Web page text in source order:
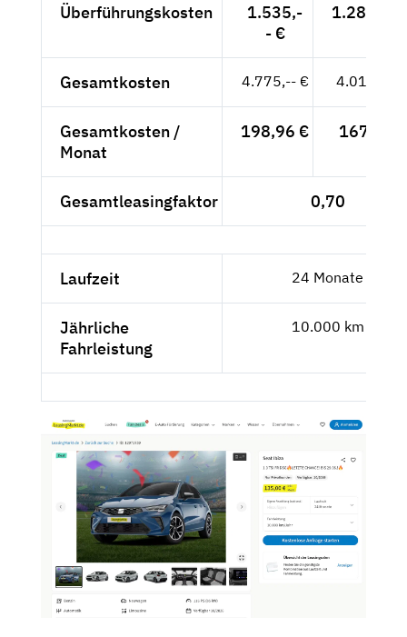
Überführungskosten
1.535,-
- €
1.289,92
Gesamtkosten 4.775,-- € 4.012,61
Gesamtkosten /
Monat
198,96 € 167,19 €
Gesamtleasingfaktor 0,70
Laufzeit 24 Monate
Jährliche
Fahrleistung
10.000 km